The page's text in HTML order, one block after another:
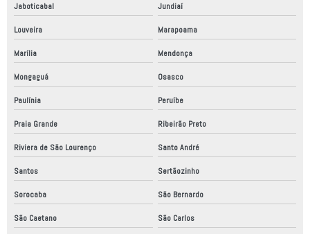
Projetos mecanicos a venda
Quadro elétrico montagem
Relatório anual de conformidade
Relatório de auditoria conformidade
Relatório de conformidade
Relatório de conformidade segurança do trabalho
Relatório técnico de conformidade
Robô fábrica industrial
Robo industrial a venda
Robô scara
Jaboticabal Jundiaí
Louveira Marapoama
Marília Mendonça
Mongaguá Osasco
Paulínia Peruíbe
Praia Grande Ribeirão Preto
Riviera de São Lourenço Santo André
Santos Sertãozinho
Sorocaba São Bernardo
São Caetano São Carlos